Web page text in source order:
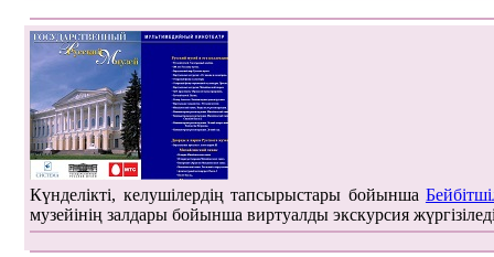
Күнделікті, келушілердің тапсырыстары бойынша
музейінің залдары бойынша виртуалды экскурсия